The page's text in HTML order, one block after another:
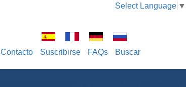
Select Language ▼
Contacto Suscribirse FAQs Buscar